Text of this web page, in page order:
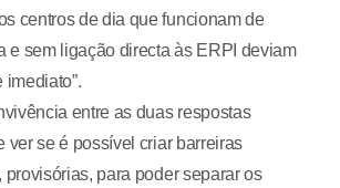
centros de dia que funcionam de
e sem ligação directa às ERPI deviam
imediato”.
entre as duas respostas
ver se é possível criar barreiras
provisórias, para poder separar os